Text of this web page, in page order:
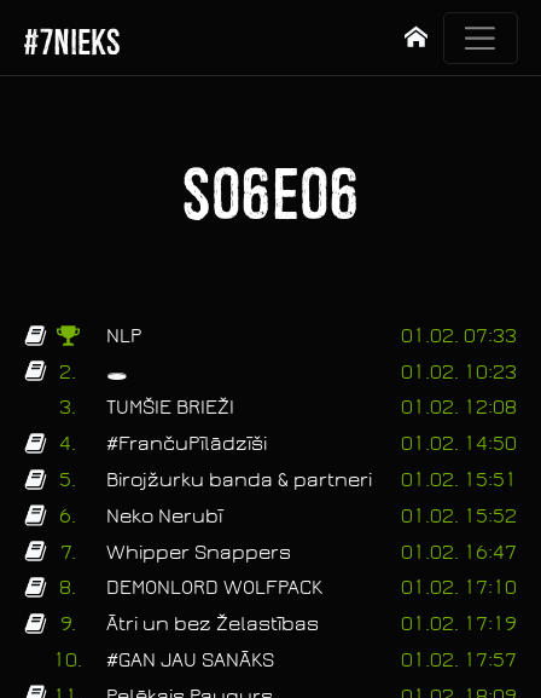
#7NIEKS Sākums
S06E06
NLP
01.02. 07:33
2.
🕳️
01.02. 10:23
3.
TUMŠIE BRIEŽI
01.02. 12:08
4.
#FrančuPīlādzīši
01.02. 14:50
5.
Birojžurku banda & partneri
01.02. 15:51
6.
Neko Nerubī
01.02. 15:52
7.
Whipper Snappers
01.02. 16:47
8.
DEMONLORD WOLFPACK
01.02. 17:10
9.
Ātri un bez Želastības
01.02. 17:19
10.
#GAN JAU SANĀKS
01.02. 17:57